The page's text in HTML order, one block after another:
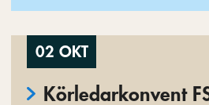
02 OKT
Körledarkonvent